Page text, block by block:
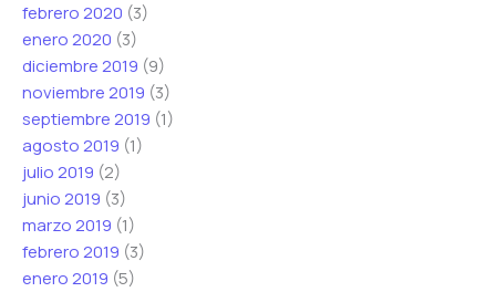
febrero 2020 (3)
enero 2020 (3)
diciembre 2019 (9)
noviembre 2019 (3)
septiembre 2019 (1)
agosto 2019 (1)
julio 2019 (2)
junio 2019 (3)
marzo 2019 (1)
febrero 2019 (3)
enero 2019 (5)